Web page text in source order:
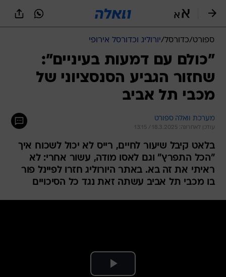
ספורט/כדורסל/יורוליג וכדורסל אירופי
"כולם עם דמעות בעיניים":
שחזור הגביע הסנסציוני של
מכבי תל אביב
מערכת וואלה ספורט
עודכן לאחרונה: 18.3.2025 / 13:15
בלאט קיבל שיעור לחיים, רייס לא יכול לשכוח איך
"הכל התפרץ" וגם לאסו מודה, עשור אחרי: לא
ראיתי את זה בא. באתר היורוליג חזרו לפיינל פור
בו מכבי תל אביב עשתה זאת נגד כל הסיכויים